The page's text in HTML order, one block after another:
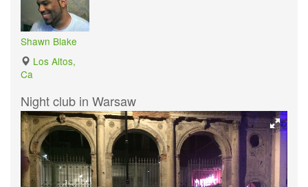
Shawn Blake
Los Altos,
Ca
Night club in Warsaw